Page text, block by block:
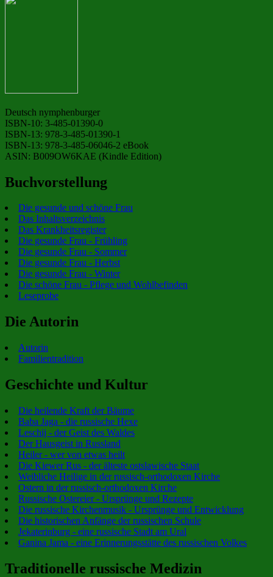
Deutsch nymphenburger
ISBN-10: 3-485-01390-0
ISBN-13: 978-3-485-01390-1
ISBN-13: 978-3-485-06046-2 eBook
ASIN: B009OW6KAE (Kindle Edition)
Buchvorstellung
Die gesunde und schöne Frau
Das Inhaltsverzeichnis
Das Krankheitsregister
Die gesunde Frau - Frühling
Die gesunde Frau - Sommer
Die gesunde Frau - Herbst
Die gesunde Frau - Winter
Die schöne Frau - Pflege und Wohlbefinden
Leseprobe
Die Autorin
Autorin
Familientradition
Geschichte und Kultur
Die heilende Kraft der Bäume
Baba Jaga - die russische Hexe
Leschij - der Geist des Waldes
Der Hausgeist in Russland
Heiler - wer von etwas heilt
Die Kiewer Rus - der älteste ostslawische Staat
Weibliche Heilige in der russisch-orthodoxen Kirche
Ostern in der russisch-orthodoxen Kirche
Russische Ostereier - Ursprünge und Rezepte
Die russische Kirchenmusik - Ursprünge und Entwicklung
Die historischen Anfänge der russischen Schule
Jekaterinburg - eine russische Stadt am Ural
Ganina Jama - eine Erinnerungsstätte des russischen Volkes
Traditionelle russische Medizin